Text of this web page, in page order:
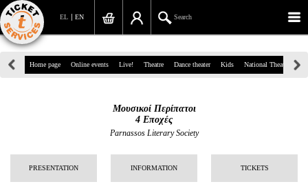
EN
EL Search
39, Panepistimiou Str, Athens
info@ticketservices.gr
Sign up/Sign in
Home page Online events Live! Theatre Dance theater Kids National Theatre
Μουσικοί Περίπατοι
4 Εποχές
Parnassos Literary Society
PRESENTATION INFORMATION TICKETS